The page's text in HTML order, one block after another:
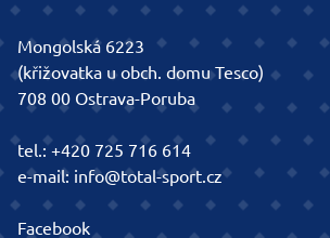
Mongolská 6223
(křižovatka u obch. domu Tesco)
708 00 Ostrava-Poruba
tel.:+420 725 716 614
e-mail: info@total-sport.cz
Facebook